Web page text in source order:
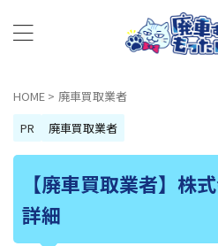
HOME > 廃車買取業者
PR
廃車買取業者
【廃車買取業者】株
詳細